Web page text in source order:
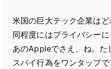
米国の巨大テック企業は
同程度にはプライバシーに
あのAppleでさえ、ね。
スパイ行為をワンタップ